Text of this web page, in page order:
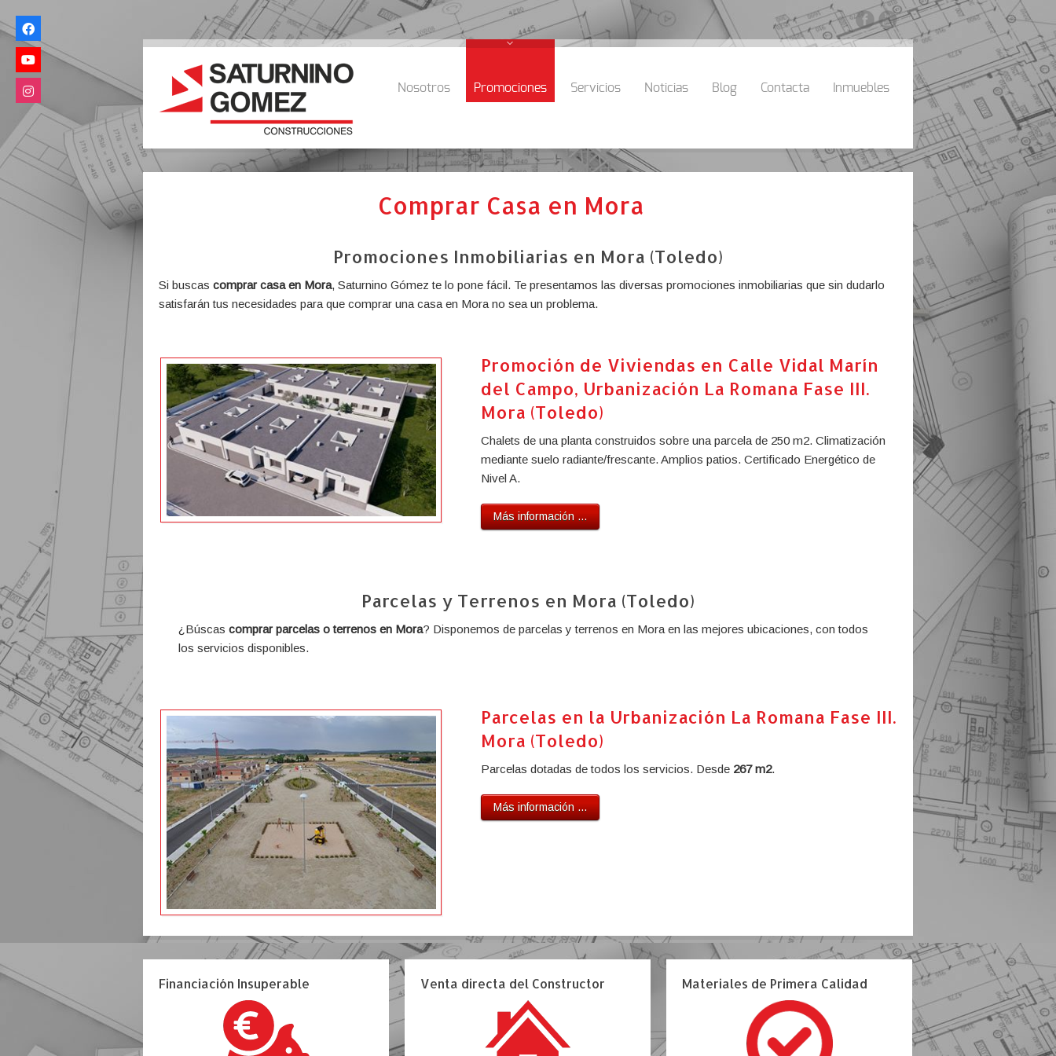
Nosotros Promociones Servicios Noticias Blog Contacta Inmuebles
Comprar Casa en Mora
Promociones Inmobiliarias en Mora (Toledo)
Si buscas comprar casa en Mora, Saturnino Gómez te lo pone fácil. Te presentamos las diversas promociones inmobiliarias que sin dudarlo
satisfarán tus necesidades para que comprar una casa en Mora no sea un problema.
Promoción de Viviendas en Calle Vidal Marín
del Campo, Urbanización La Romana Fase III.
Mora (Toledo)
Chalets de una planta construidos sobre una parcela de 250 m2. Climatización
mediante suelo radiante/frescante. Amplios patios. Certificado Energético de
Nivel A.
Más información ...
Parcelas y Terrenos en Mora (Toledo)
¿Búscas comprar parcelas o terrenos en Mora? Disponemos de parcelas y terrenos en Mora en las mejores ubicaciones, con todos
los servicios disponibles.
Parcelas en la Urbanización La Romana Fase III.
Mora (Toledo)
Parcelas dotadas de todos los servicios. Desde 267 m2.
Más información ...
Financiación Insuperable Venta directa del Constructor Materiales de Primera Calidad